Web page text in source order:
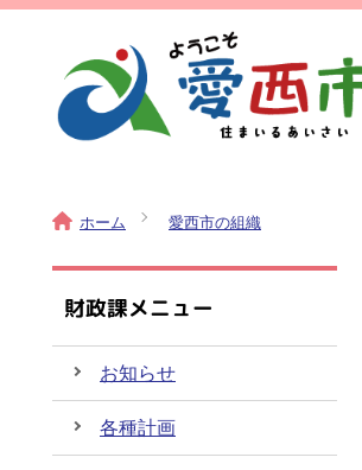
ホーム 愛西市の組織
財政課メニュー
お知らせ
各種計画